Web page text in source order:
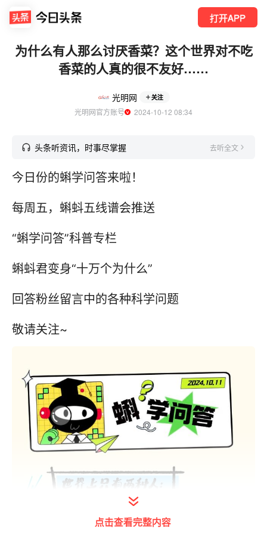
打开APP
为什么有人那么讨厌香菜？这个世界对不吃
香菜的人真的很不友好……
光明网 关注
光明网官方账号
  2024-10-12 08:34
头条听资讯，时事尽掌握 去听全文
今日份的蝌学问答来啦！
每周五，蝌蚪五线谱会推送
“蝌学问答”科普专栏
蝌蚪君变身“十万个为什么”
回答粉丝留言中的各种科学问题
敬请关注~
点击查看完整内容